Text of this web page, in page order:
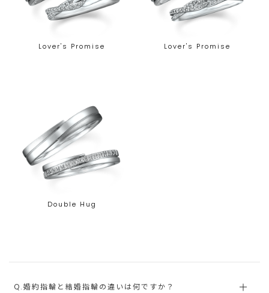
Lover's Promise Lover's Promise
Double Hug
Q.婚約指輪と結婚指輪の違いは何ですか？